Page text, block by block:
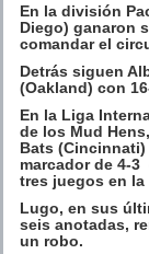
En la división
Diego) ganaron
comandar el
Detrás siguen
(Oakland) con
En la Liga
de los Mud
Bats
marcador de 4-
tres juegos en la
Lugo, en sus
seis anotadas,
un robo.